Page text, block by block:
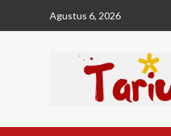
Agustus 6, 2026